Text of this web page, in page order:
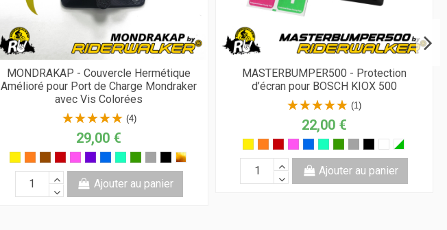
MONDRAKAP - Couvercle Hermétique
Amélioré pour Port de Charge Mondraker
avec Vis Colorées
(4)
29,00 €
Ajouter au panier
MASTERBUMPER500 - Protection
d’écran pour BOSCH KIOX 500
(1)
22,00 €
Ajouter au panier